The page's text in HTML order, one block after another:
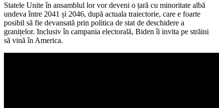
Statele Unite în ansamblul lor vor deveni o țară cu minoritate albă
undeva între 2041 și 2046, după actuala traiectorie, care e foarte
posibil să fie devansată prin politica de stat de deschidere a
granițelor. Inclusiv în campania electorală, Biden îi invita pe străini
să vină în America.